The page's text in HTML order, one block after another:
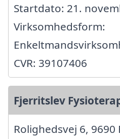
Startdato: 21.
Virksomhedsform:
CVR: 39107406
Fjerritslev
Rolighedsvej 6,